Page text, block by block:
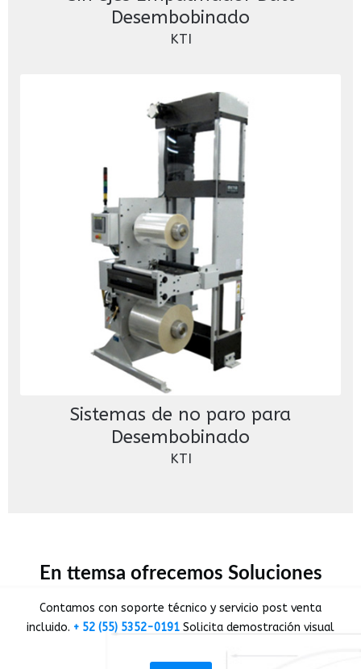
Desembobinado
KTI
Sistemas de no paro para
Desembobinado
KTI
En ttemsa ofrecemos Soluciones
Contamos con soporte técnico y servicio post venta
incluido. + 52 (55) 5352-0191 Solicita demostración visual